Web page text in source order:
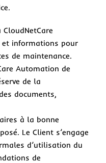
informations pour
de maintenance.
Automation de
de la
documents,
à la bonne
Le Client s’engage
d’utilisation du
de